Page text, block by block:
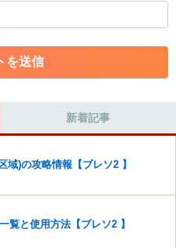
絡む内容の投稿
容の投稿
した投稿
内容を確認後、順次対応さ
い。
できませんのでご注意くだ
に損害の及ぶ内容の書き込みがあ
だく場合もございますので、あら
新着記事
域)の攻略情報【ブレソ2 】
覧と使用方法【ブレソ2 】